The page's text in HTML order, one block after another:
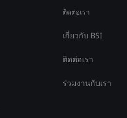
ติดต่อเรา
เกี่ยวกับ BSI
ติดต่อเรา
ร่วมงานกับเรา